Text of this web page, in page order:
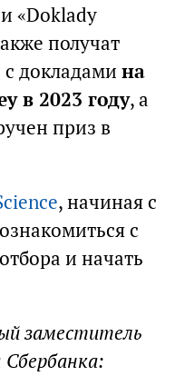
«Doklady
получат
докладами на
в 2023 году, а
приз в
, начиная с
с
и начать
заместитель
Сбербанка: